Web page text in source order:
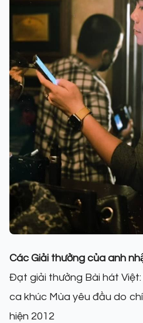
Các Giải thưởng của anh
Đạt giải thưởng Bài hát
ca khúc Mùa yêu đầu do
hiện 2012